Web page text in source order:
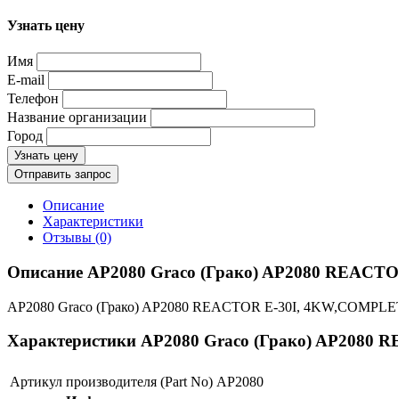
Узнать цену
Имя
E-mail
Телефон
Название организации
Город
Узнать цену
Отправить запрос
Описание
Характеристики
Отзывы (0)
Описание AP2080 Graco (Грако) AP2080
AP2080 Graco (Грако) AP2080 REACTOR E-30I,
Характеристики AP2080 Graco (Грако) AP2080
Артикул производителя (Part No) AP2080